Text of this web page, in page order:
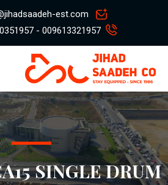
est.com
009613321957 - 0096170351957
SINGLE DRUM